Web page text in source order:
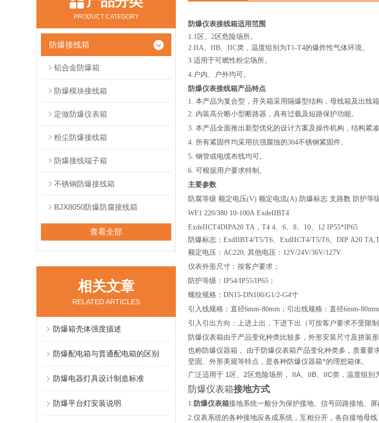
PRODUCT CATEGORY
防爆接线箱
铝合金防爆箱
防爆模块接线箱
定做防爆仪表箱
粉尘防爆接线箱
防爆接线端子箱
不锈钢防爆接线箱
BJX8050防爆防腐接线箱
查看全部
相关文章
RELATED ARTICLES
防爆箱壳体强度描述
防爆配电箱与普通配电箱的区别
防爆电器灯具设计制造标准
防爆平台灯安装说明
防爆仪表接线箱适用范围
1.1区、2区危险场所。
2.IIA、IIB、IIC类，温度组别为T1-T4的爆炸性气体环境。
3.适用于可燃性粉尘场所。
4.户内、户外均可。
防爆仪表接线箱产品特点
1. 本产品为复合型，开关箱采用隔爆型结构，母线箱及出线
2. 内装高分断小型断路器，具有过载及短路保护功能。
3. 本产品全面推出新型优化的设计方案及操作机构，结构紧
4. 所有紧固件均采用抗强腐蚀的304不锈钢紧固件。
5. 钢管或电缆布线均可。
6. 可根据用户要求特制。
主要参数
防腐等级 额定电压(V) 额定电流(A) 防爆标志 支路数 防护等
WF1 220/380 10-100A ExdeIIBT4
ExdeIICT4DIPA20 TA ，T4 4、6、8、10、12 IP55*IP65
防爆标志：ExdIIBT4/T5/T6、ExdIICT4/T5/T6、DIP A20
额定电压：AC220, 其他电压：12V/24V/36V/127V
仪表外形尺寸：按客户要求；
防护等级：IP54/IP55/IP65；
螺纹规格：DN15-DN100/G1/2-G4寸
引入线规格：直径6mm-80mm；引出线规格：直径6mm-80mm
引入引出方向：上进上出，下进下出（可按客户要求不受限制
防爆仪表箱由于产品变化种类比较多，外形安装尺寸及拼装
也称防爆仪器箱 。由于防爆仪表箱产品变化种类多，质量要
坚固、外形美观等特点，是各种防爆仪器箱*的理想箱体。
广泛适用于 1 区、 2 区危险场所， IIA、 IIB、 IIC类，温度组别
防爆仪表箱接地方式
1. 防爆仪表箱接地系统一般分为保护接地、信号回路接地、
2.仪表系统的各种接地应各成系统，互相分开，各自接地母